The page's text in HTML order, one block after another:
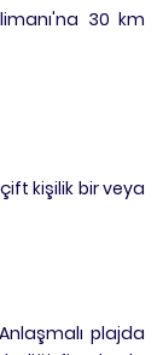
30 km
kişilik bir veya
plajda